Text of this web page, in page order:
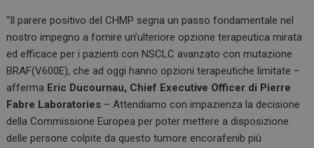
“Il parere positivo del CHMP segna un passo fondamentale nel
nostro impegno a fornire un’ulteriore opzione terapeutica mirata
ed efficace per i pazienti con NSCLC avanzato con mutazione
BRAF(V600E), che ad oggi hanno opzioni terapeutiche limitate –
afferma Eric Ducournau, Chief Executive Officer di Pierre
Fabre Laboratories – Attendiamo con impazienza la decisione
della Commissione Europea per poter mettere a disposizione
delle persone colpite da questo tumore encorafenib più